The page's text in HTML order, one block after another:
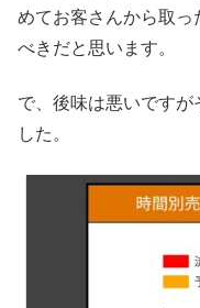
めてお客さんから取っ
べきだと思います。
で、後味は悪いです
した。